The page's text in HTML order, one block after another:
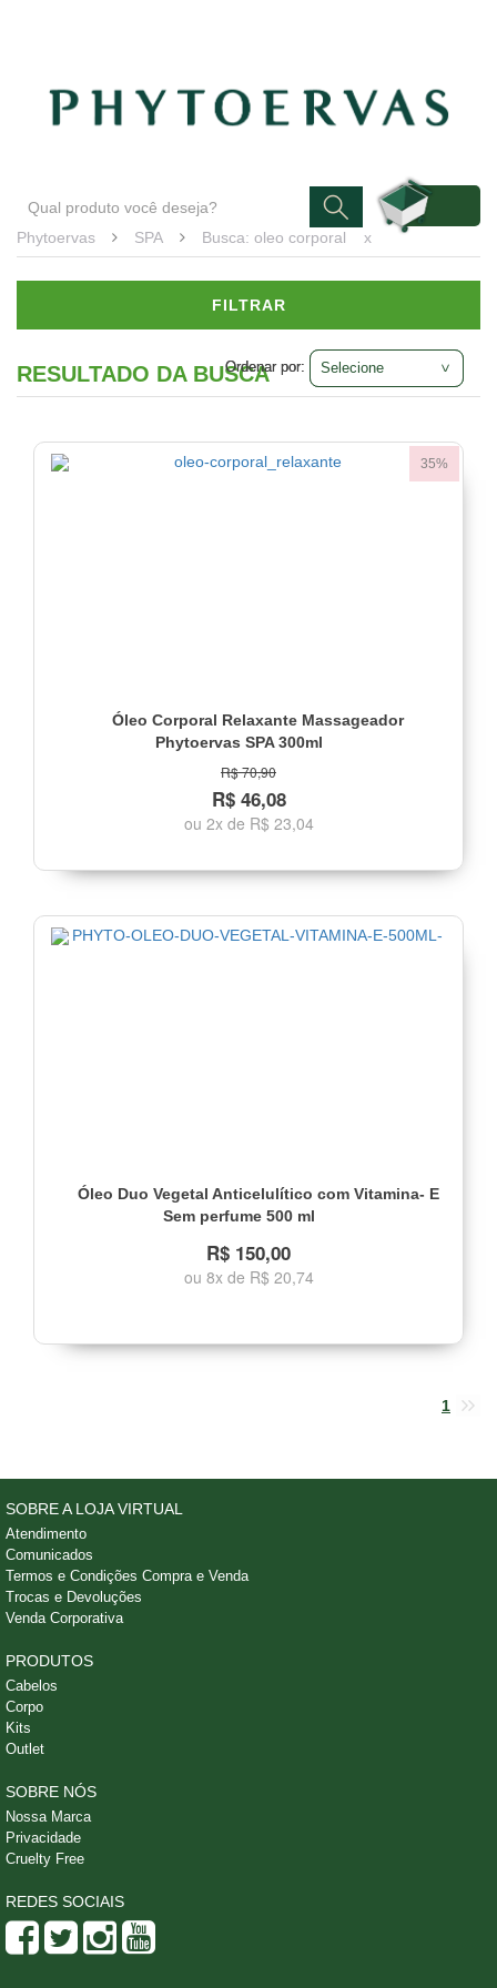
Phytoervas SPA Busca: oleo corporal x
FILTRAR
Marca
RESULTADO DA BUSCA
Ordenar por:
35%
Óleo Corporal Relaxante Massageador
Phytoervas SPA 300ml
R$ 70,90
R$ 46,08
ou 2x de R$ 23,04
Óleo Duo Vegetal Anticelulítico com Vitamina- E
Sem perfume 500 ml
R$ 150,00
ou 8x de R$ 20,74
1
Ordenar por:
SOBRE A LOJA VIRTUAL
Atendimento
Comunicados
Termos e Condições Compra e Venda
Trocas e Devoluções
Venda Corporativa
PRODUTOS
Cabelos
Corpo
Kits
Outlet
SOBRE NÓS
Nossa Marca
Privacidade
Cruelty Free
REDES SOCIAIS